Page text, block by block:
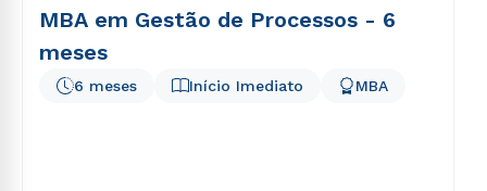
MBA em Gestão de Processos - 6
meses
Início Imediato
6 meses MBA